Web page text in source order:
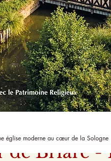
de Briare -
église moderne au cœur de la Sologne